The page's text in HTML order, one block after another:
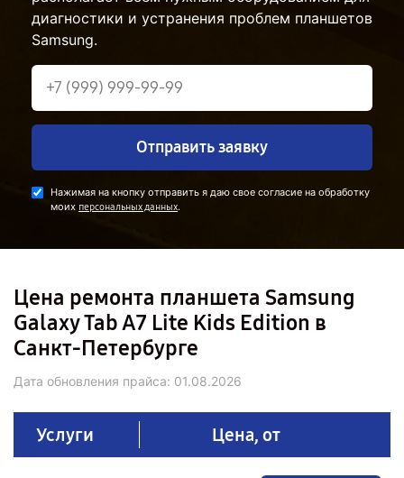
диагностики и устранения проблем планшетов
Samsung.
Отправить заявку
Нажимая на кнопку отправить я даю свое согласие на обработку
моих персональных данных.
Цена ремонта планшета Samsung
Galaxy Tab A7 Lite Kids Edition в
Санкт-Петербурге
Дата обновления прайса: 01.08.2026
Услуги Цена, от